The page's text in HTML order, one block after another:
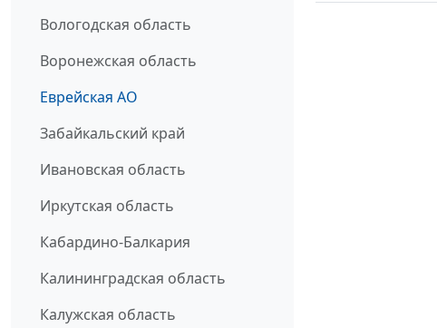
Вологодская область
Воронежская область
Еврейская АО
Забайкальский край
Ивановская область
Иркутская область
Кабардино-Балкария
Калининградская область
Калужская область